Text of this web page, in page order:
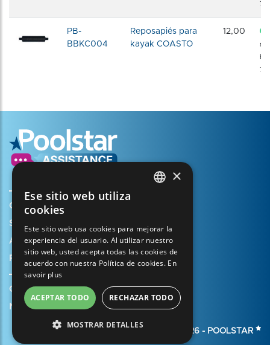
72
PB-
BBKC004
Reposapiés para
kayak COASTO
12,00
72
Crear mi cuenta
Su cesta
Abrir un caso de soporte
Registrar mi garantía
Condiciones generales de venta
Notas legales
© 2026 - POOLSTAR
SPANISH
ITALIAN
GERMAN
×
Ese sitio web utiliza
cookies
Este sitio web usa cookies para mejorar la
experiencia del usuario. Al utilizar nuestro
sitio web, usted acepta todas las cookies de
acuerdo con nuestra Política de cookies. En
savoir plus
ACEPTAR TODO RECHAZAR TODO
MOSTRAR DETALLES